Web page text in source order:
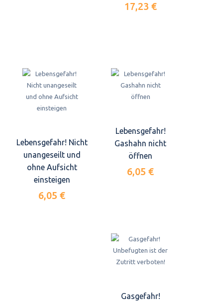
17,23 €
Lebensgefahr! Nicht
unangeseilt und
ohne Aufsicht
einsteigen
6,05 €
Lebensgefahr!
Gashahn nicht
öffnen
6,05 €
Gasgefahr!